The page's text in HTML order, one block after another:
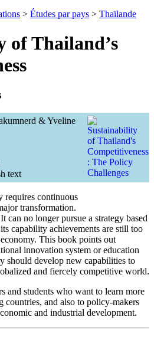
> Études par pays > Thaïlande
of Thailand’s
& Yveline
text
requires continuous
transformation.
can no longer pursue a strategy based
capability achievements are still too
This book points out
innovation system or education
should develop new capabilities to
and fiercely competitive world.
and students who want to learn more
countries, and also to policy-makers
and industrial development.